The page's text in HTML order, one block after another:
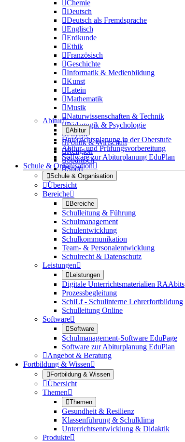
Chemie
Deutsch
Deutsch als Fremdsprache
Englisch
Erdkunde
Ethik
Französisch
Geschichte
Informatik & Medienbildung
Kunst
Latein
Mathematik
Musik
Naturwissenschaften & Technik
Pädagogik & Psychologie
Physik
Politik & Wirtschaft
Religion
Spanisch
Sport
Abitur
Abitur
Unterrichtsplanung in der Oberstufe
Abitur- und Prüfungsvorbereitung
Software zur Abiturplanung EduPlan
Schule & Organisation
Schule & Organisation
Übersicht
Bereiche
Bereiche
Schulleitung & Führung
Schulmanagement
Schulentwicklung
Schulkommunikation
Team- & Personalentwicklung
Schulrecht & Datenschutz
Leistungen
Leistungen
Digitale Unterrichtsmaterialien RAAbits
Prozessbegleitung
SchiLf - Schulinterne Lehrerfortbildung
Schulleitung Online
Software
Software
Schulmanagement-Software EduPage
Software zur Abiturplanung EduPlan
Angebot & Beratung
Fortbildung & Wissen
Fortbildung & Wissen
Übersicht
Themen
Themen
Gesundheit & Resilienz
Klassenführung & Schulklima
Unterrichtsentwicklung & Didaktik
Produkte